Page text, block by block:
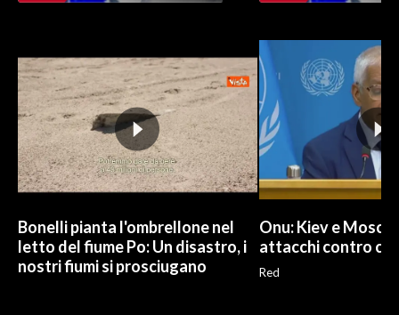
Bonelli pianta l'ombrellone nel
letto del fiume Po: Un disastro, i
nostri fiumi si prosciugano
Onu: Kiev e Mosca
attacchi contro
Red